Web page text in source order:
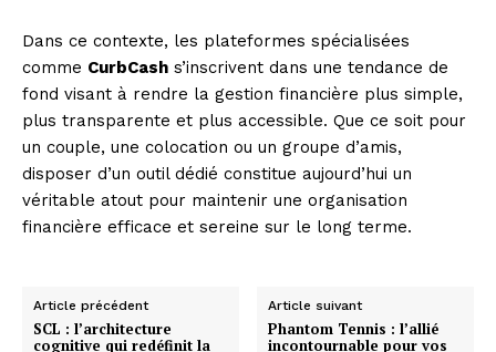
Contact us
Subscription Plans
My account
Dans ce contexte, les plateformes spécialisées
comme CurbCash s’inscrivent dans une tendance de
fond visant à rendre la gestion financière plus simple,
plus transparente et plus accessible. Que ce soit pour
un couple, une colocation ou un groupe d’amis,
disposer d’un outil dédié constitue aujourd’hui un
véritable atout pour maintenir une organisation
financière efficace et sereine sur le long terme.
Article précédent
SCL : l’architecture
cognitive qui redéfinit la
Article suivant
Phantom Tennis : l’allié
incontournable pour vos